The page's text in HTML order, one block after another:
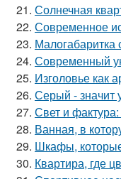
21. Солнечная
22. Современное
23. Малогабаритка
24. Современный
25. Изголовье как
26. Серый - значит
27. Свет и
28. Ванная, в
29. Шкафы,
30. Квартира, где